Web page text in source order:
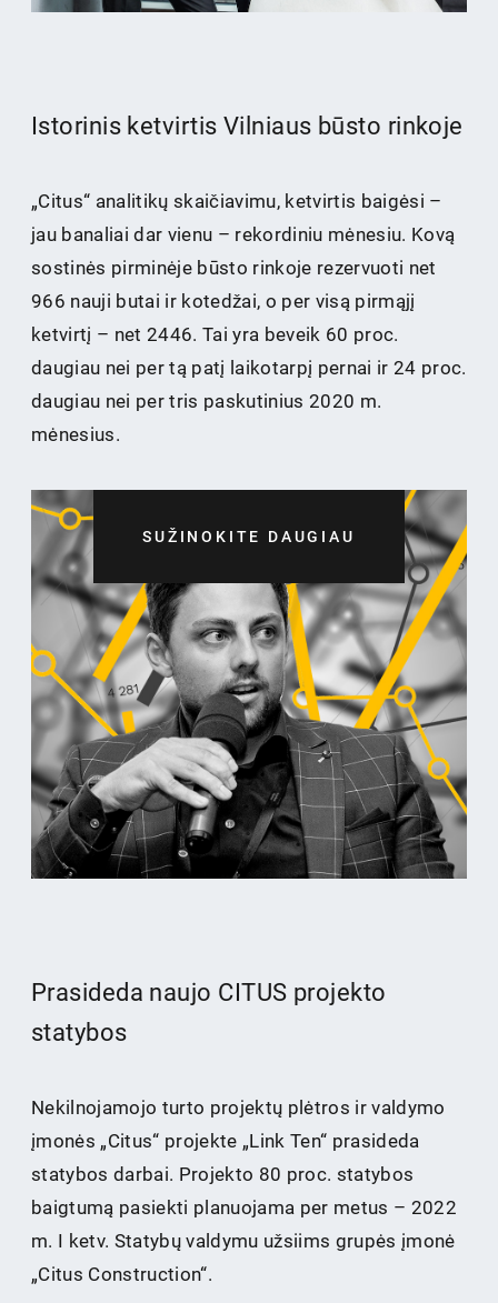
Istorinis ketvirtis Vilniaus būsto rinkoje
„Citus“ analitikų skaičiavimu, ketvirtis baigėsi –
jau banaliai dar vienu – rekordiniu mėnesiu. Kovą
sostinės pirminėje būsto rinkoje rezervuoti net
966 nauji butai ir kotedžai, o per visą pirmąjį
ketvirtį – net 2446. Tai yra beveik 60 proc.
daugiau nei per tą patį laikotarpį pernai ir 24 proc.
daugiau nei per tris paskutinius 2020 m.
mėnesius.
SUŽINOKITE DAUGIAU
Prasideda naujo CITUS projekto
statybos
Nekilnojamojo turto projektų plėtros ir valdymo
įmonės „Citus“ projekte „Link Ten“ prasideda
statybos darbai. Projekto 80 proc. statybos
baigtumą pasiekti planuojama per metus – 2022
m. I ketv. Statybų valdymu užsiims grupės įmonė
„Citus Construction“.